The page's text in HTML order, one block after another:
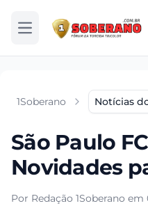
Abrir menu
1Soberano Notícias
São Paulo
Novidades
Por Redação 1Soberano em